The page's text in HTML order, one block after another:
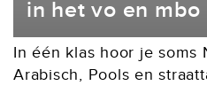
in het vo en mbo
In één klas hoor je soms
Arabisch, Pools en